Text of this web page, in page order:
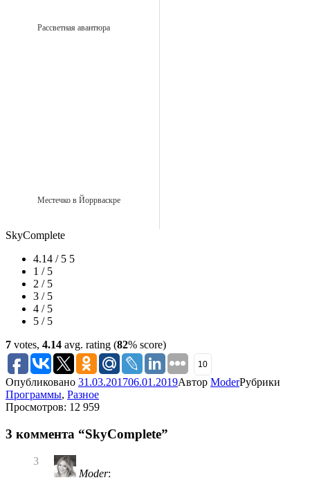
Рассветная авантюра
Местечко в Йоррваскре
SkyComplete
4.14 / 5 5
1 / 5
2 / 5
3 / 5
4 / 5
5 / 5
7 votes, 4.14 avg. rating (82% score)
10
Опубликовано 31.03.201706.01.2019Автор ModerРубрики
Программы, Разное
Просмотров: 12 959
3 коммента “SkyComplete”
3
Moder: